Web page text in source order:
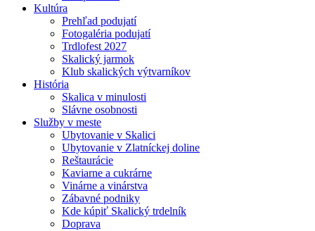
Kultúra
Prehľad podujatí
Fotogaléria podujatí
Trdlofest 2027
Skalický jarmok
Klub skalických výtvarníkov
História
Skalica v minulosti
Slávne osobnosti
Služby v meste
Ubytovanie v Skalici
Ubytovanie v Zlatníckej doline
Reštaurácie
Kaviarne a cukrárne
Vinárne a vinárstva
Zábavné podniky
Kde kúpiť Skalický trdelník
Doprava